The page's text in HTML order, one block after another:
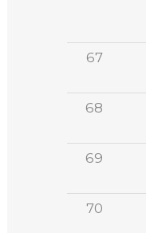
67
68
69
70